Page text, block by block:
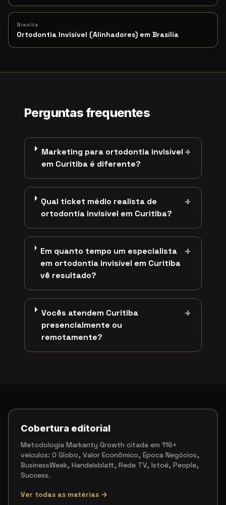
Brasília
Ortodontia Invisível (Alinhadores) em Brasília
Perguntas frequentes
Marketing para ortodontia invisível
em Curitiba é diferente?
+
Qual ticket médio realista de
ortodontia invisível em Curitiba?
+
Em quanto tempo um especialista
em ortodontia invisível em Curitiba
vê resultado?
+
Vocês atendem Curitiba
presencialmente ou
remotamente?
+
Cobertura editorial
Metodologia Markanty Growth citada em 116+
veículos: O Globo, Valor Econômico, Época Negócios,
BusinessWeek, Handelsblatt, Rede TV, Istoé, People,
Success.
Ver todas as matérias →